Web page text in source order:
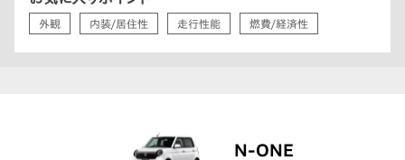
外観 内装/居住性 走行性能 燃費/経済性
N-ONE